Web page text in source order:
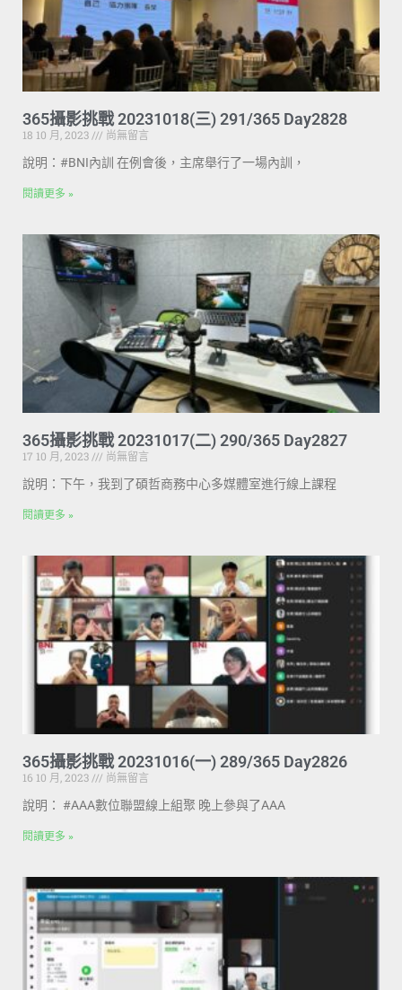
365攝影挑戰 20231018(三) 291/365 Day2828
18 10 月, 2023
尚無留言
說明：#BNI內訓 在例會後，主席舉行了一場內訓，
閱讀更多 »
365攝影挑戰 20231017(二) 290/365 Day2827
17 10 月, 2023
尚無留言
說明：下午，我到了碩哲商務中心多媒體室進行線上課程
閱讀更多 »
365攝影挑戰 20231016(一) 289/365 Day2826
16 10 月, 2023
尚無留言
說明： #AAA數位聯盟線上組聚 晚上參與了AAA
閱讀更多 »